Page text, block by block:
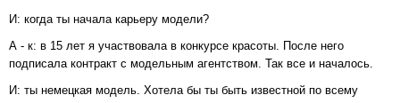
И: когда ты начала карьеру модели?
А - к: в 15 лет я участвовала в конкурсе красоты. После него
подписала контракт с модельным агентством. Так все и началось.
И: ты немецкая модель. Хотела бы ты быть известной по всему